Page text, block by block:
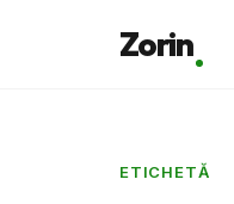
Zorin
ETICHETĂ